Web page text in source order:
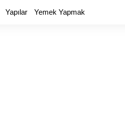
Yapılar Yemek Yapmak